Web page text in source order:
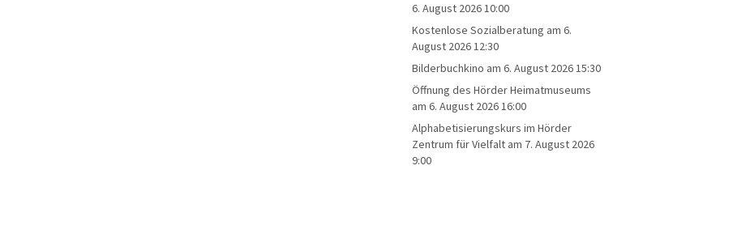
6. August 2026 10:00
Kostenlose Sozialberatung am 6.
August 2026 12:30
Bilderbuchkino am 6. August 2026 15:30
Öffnung des Hörder Heimatmuseums
am 6. August 2026 16:00
Alphabetisierungskurs im Hörder
Zentrum für Vielfalt am 7. August 2026
9:00